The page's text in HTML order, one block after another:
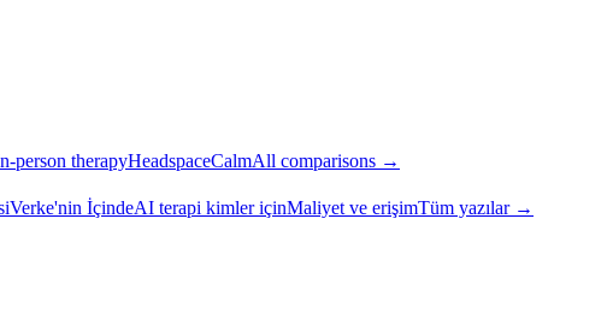
person therapyHeadspaceCalmAll comparisons →
Verke'nin İçindeAI terapi kimler içinMaliyet ve erişimTüm yazılar →